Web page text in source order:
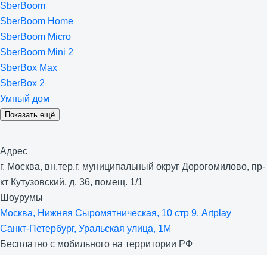
SberBoom
SberBoom Home
SberBoom Micro
SberBoom Mini 2
SberBox Max
SberBox 2
Умный дом
Показать ещё
Адрес
г. Москва, вн.тер.г. муниципальный округ Дорогомилово, пр-
кт Кутузовский, д. 36, помещ. 1/1
Шоурумы
Москва, Нижняя Сыро­мятническая, 10 стр 9, Artplay
Санкт-Петербург, Уральская улица, 1М
Бесплатно с мобильного на территории РФ